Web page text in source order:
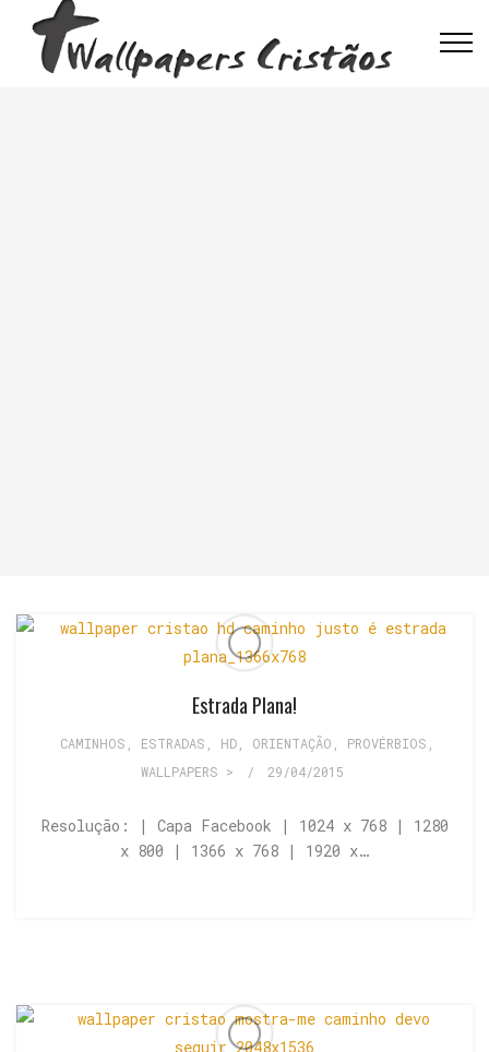
Estrada Plana!
CAMINHOS, ESTRADAS HD ORIENTAÇÃO PROVÉRBIOS
WALLPAPERS >
/ 29/04/2015
Resolução: | Capa Facebook | 1024 x 768 | 1280
x 800 | 1366 x 768 | 1920 x…